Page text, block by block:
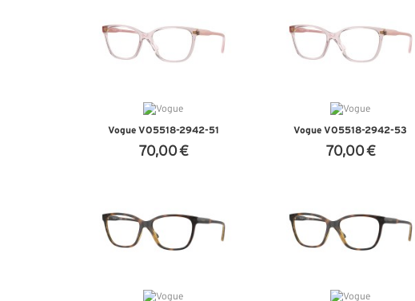
Vogue VO5518-2942-51
70,00 €
Vogue VO5518-2942-53
70,00 €